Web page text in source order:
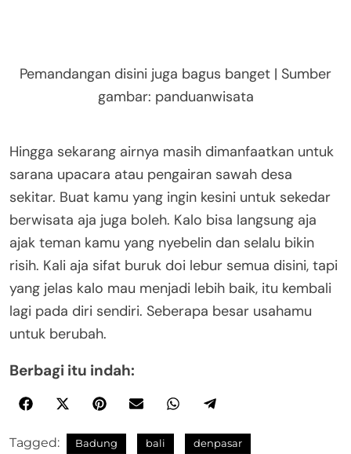
Pemandangan disini juga bagus banget | Sumber
gambar: panduanwisata
Hingga sekarang airnya masih dimanfaatkan untuk
sarana upacara atau pengairan sawah desa
sekitar. Buat kamu yang ingin kesini untuk sekedar
berwisata aja juga boleh. Kalo bisa langsung aja
ajak teman kamu yang nyebelin dan selalu bikin
risih. Kali aja sifat buruk doi lebur semua disini, tapi
yang jelas kalo mau menjadi lebih baik, itu kembali
lagi pada diri sendiri. Seberapa besar usahamu
untuk berubah.
Berbagi itu indah:
Tagged: Badung bali denpasar